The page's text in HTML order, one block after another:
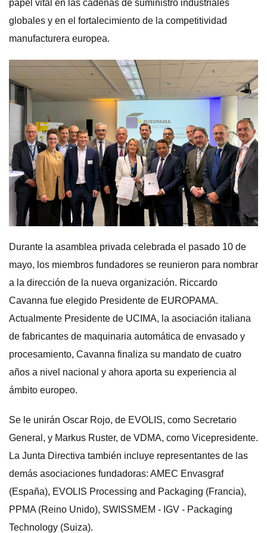
papel vital en las cadenas de suministro industriales
globales y en el fortalecimiento de la competitividad
manufacturera europea.
Durante la asamblea privada celebrada el pasado 10 de
mayo, los miembros fundadores se reunieron para nombrar
a la dirección de la nueva organización. Riccardo
Cavanna fue elegido Presidente de EUROPAMA.
Actualmente Presidente de UCIMA, la asociación italiana
de fabricantes de maquinaria automática de envasado y
procesamiento, Cavanna finaliza su mandato de cuatro
años a nivel nacional y ahora aporta su experiencia al
ámbito europeo.
Se le unirán Oscar Rojo, de EVOLIS, como Secretario
General, y Markus Ruster, de VDMA, como Vicepresidente.
La Junta Directiva también incluye representantes de las
demás asociaciones fundadoras: AMEC Envasgraf
(España), EVOLIS Processing and Packaging (Francia),
PPMA (Reino Unido), SWISSMEM - IGV - Packaging
Technology (Suiza).